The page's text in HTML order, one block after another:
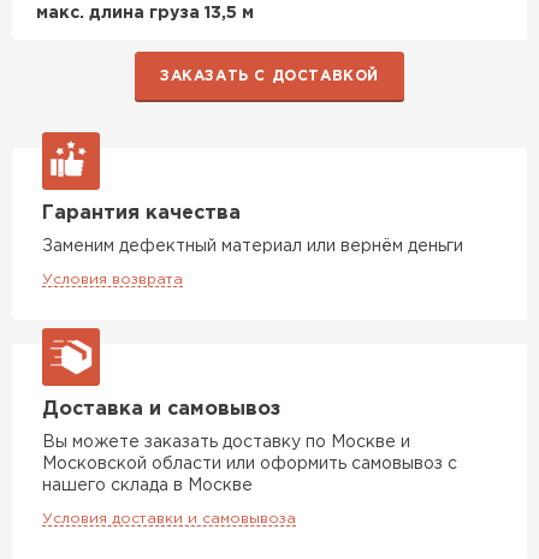
макс. длина груза 13,5 м
ЗАКАЗАТЬ С ДОСТАВКОЙ
Гарантия качества
Заменим дефектный материал или вернём деньги
Условия возврата
Доставка и самовывоз
Вы можете заказать доставку по Москве и
Московской области или оформить самовывоз с
нашего склада в Москве
Условия доставки и самовывоза